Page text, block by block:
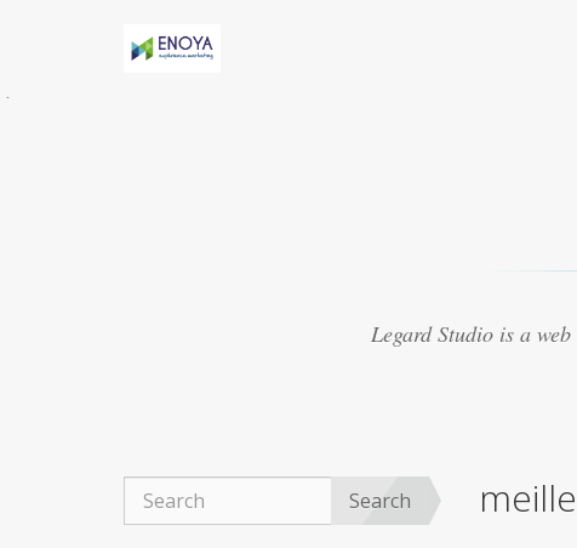
actuellement à trouver autour de vous pour
acheter viagra
organique est devenu exceptionnellement
populaire pour le traitement de la dysfonction
érectile, du bien-être général.achat viagra
Legard Studio is a
Search